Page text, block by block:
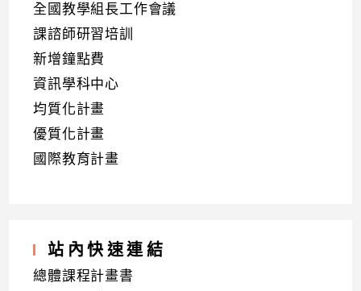
全國教學組長工作會議
課諮師研習培訓
新增鐘點費
資訊學科中心
均質化計畫
優質化計畫
國際教育計畫
站內快速連結
總體課程計畫書